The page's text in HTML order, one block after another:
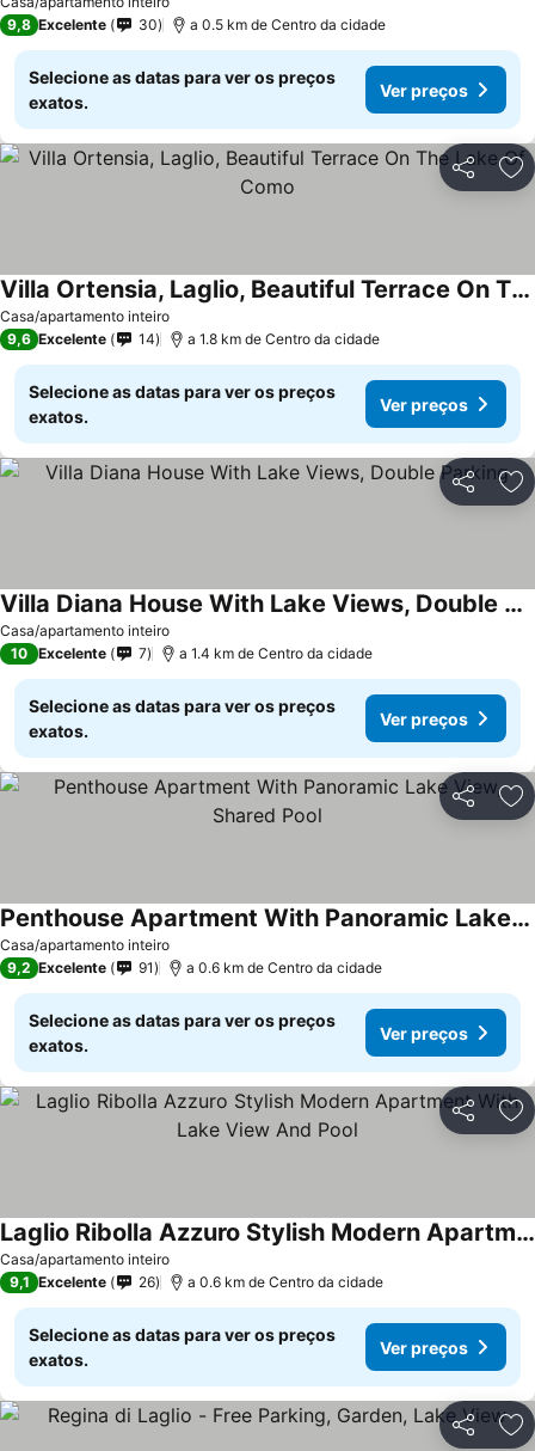
9,8 Excelente 30 a 0.5 km de Centro da cidade
Selecione as datas para ver os preços
exatos.
Ver preços
Partilhar
Casa/apartamento inteiro
Villa Ortensia, Laglio, Beautiful Terrace On The Lake Of Como
Ver preços
9,6 Excelente 14 a 1.8 km de Centro da cidade
Selecione as datas para ver os preços
exatos.
Ver preços
Partilhar
Casa/apartamento inteiro
Villa Diana House With Lake Views, Double Parking
Ver preços
10 Excelente 7 a 1.4 km de Centro da cidade
Selecione as datas para ver os preços
exatos.
Ver preços
Partilhar
Casa/apartamento inteiro
Penthouse Apartment With Panoramic Lake View, Shared Pool
Ver preços
9,2 Excelente 91 a 0.6 km de Centro da cidade
Selecione as datas para ver os preços
exatos.
Ver preços
Partilhar
Casa/apartamento inteiro
Laglio Ribolla Azzuro Stylish Modern Apartment With Lake View And Pool
Ver preços
9,1 Excelente 26 a 0.6 km de Centro da cidade
Selecione as datas para ver os preços
exatos.
Ver preços
Partilhar